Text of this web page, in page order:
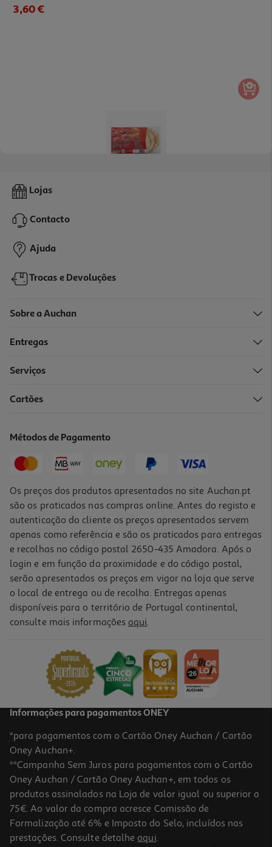
3,60 €
Pão Leicester Bakery Pita Pockets Round B In One Pack6
2,59 €
-36%
Price reduced from
3,49 €to
Promoção
Lojas
Contacto
Ajuda
Trocas e Devoluções
Sobre a Auchan
Entregas
Serviços
Cartões
Métodos de Pagamento
Os preços dos produtos apresentados no site Auchan.pt
são os praticados nas compras online. Antes do registo e
autenticação do cliente os preços apresentados servem
apenas como referência e são os praticados para entregas
e recolhas no código postal 2650-435 Amadora. Após o
login e em função da proximidade e do código postal,
serão apresentados os preços em vigor na loja que serve
o local de entrega ou de recolha. Entregas apenas
disponíveis para o território de Portugal continental,
consulte mais informações aqui.
Informações para pagamentos ONEY
*para pagamentos com o Cartão Oney Auchan / Cartão
Oney Auchan+.
**Campanha Sem Juros para pagamentos com o Cartão
Oney Auchan / Cartão Oney Auchan+, em todos os
produtos assinalados na Loja de valor igual ou superior a
75€. Ao valor da compra acresce Comissão de
Formalização até 6% e Imposto do Selo, incluídos nas
prestações. Consulte detalhe aqui.